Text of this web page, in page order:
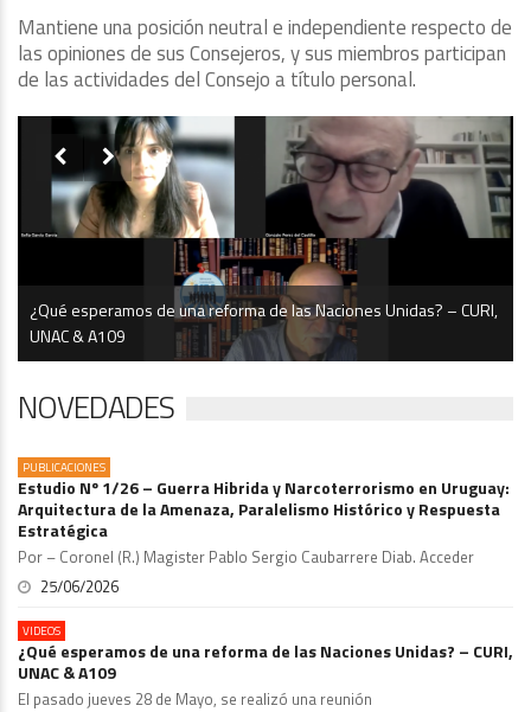
Mantiene una posición neutral e independiente respecto de
las opiniones de sus Consejeros, y sus miembros participan
de las actividades del Consejo a título personal.
¿Qué esperamos de una reforma de las Naciones Unidas? – CURI,
UNAC & A109
 
NOVEDADES
PUBLICACIONES
Estudio Nº 1/26 – Guerra Hibrida y Narcoterrorismo en Uruguay:
Arquitectura de la Amenaza, Paralelismo Histórico y Respuesta
Estratégica
Por – Coronel (R.) Magister Pablo Sergio Caubarrere Diab. Acceder
25/06/2026
VIDEOS
¿Qué esperamos de una reforma de las Naciones Unidas? – CURI,
UNAC & A109
El pasado jueves 28 de Mayo, se realizó una reunión